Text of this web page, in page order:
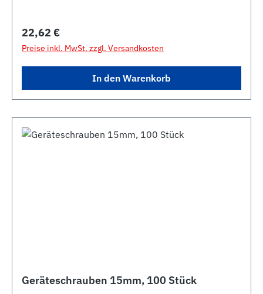
Regulärer Preis:
22,62 €
Preise inkl. MwSt. zzgl. Versandkosten
In den Warenkorb
Geräteschrauben 15mm, 100 Stück